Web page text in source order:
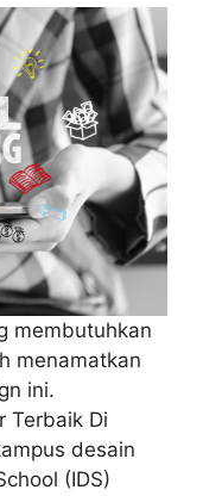
membutuhkan
menamatkan
ini.
Terbaik Di
desain
(IDS)